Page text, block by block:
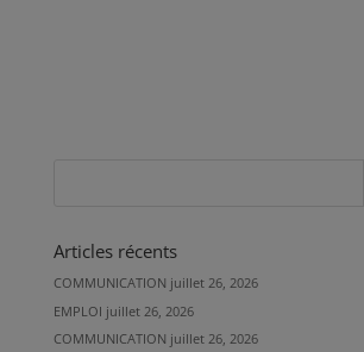
Articles récents
COMMUNICATION juillet 26, 2026
EMPLOI juillet 26, 2026
COMMUNICATION juillet 26, 2026